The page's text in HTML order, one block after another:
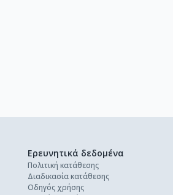
Ερευνητικά δεδομένα
Πολιτική κατάθεσης
Διαδικασία κατάθεσης
Οδηγός χρήσης